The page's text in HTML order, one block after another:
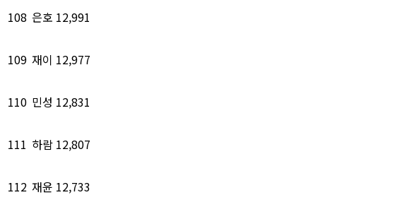
108 은호 12,991
109 재이 12,977
110 민성 12,831
111 하람 12,807
112 재윤 12,733